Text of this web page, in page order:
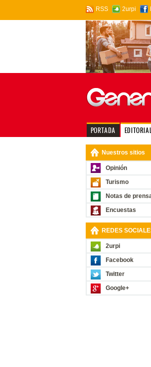
RSS 2urpi
PORTADA EDITORIAL
Nuestros sitios
Opinión
Turismo
Notas de
Encuestas
REDES
2urpi
Facebook
Twitter
Google+